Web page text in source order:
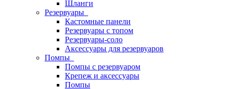
Шланги
Резервуары
Кастомные панели
Резервуары с топом
Резервуары-соло
Аксессуары для резервуаров
Помпы
Помпы с резервуаром
Крепеж и аксессуары
Помпы